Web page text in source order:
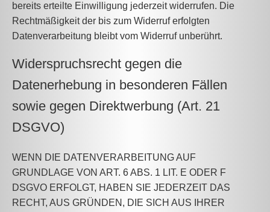
bereits erteilte Einwilligung jederzeit widerrufen. Die
Rechtmäßigkeit der bis zum Widerruf erfolgten
Datenverarbeitung bleibt vom Widerruf unberührt.
Widerspruchsrecht gegen die
Datenerhebung in besonderen Fällen
sowie gegen Direktwerbung (Art. 21
DSGVO)
WENN DIE DATENVERARBEITUNG AUF
GRUNDLAGE VON ART. 6 ABS. 1 LIT. E ODER F
DSGVO ERFOLGT, HABEN SIE JEDERZEIT DAS
RECHT, AUS GRÜNDEN, DIE SICH AUS IHRER